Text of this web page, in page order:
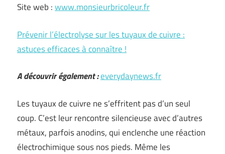
Site web :www.monsieurbricoleur.fr
Prévenir l’électrolyse sur les tuyaux de cuivre :
astuces efficaces à connaître !
A découvrir également :everydaynews.fr
Les tuyaux de cuivre ne s’effritent pas d’un seul
coup. C’est leur rencontre silencieuse avec d’autres
métaux, parfois anodins, qui enclenche une réaction
électrochimique sous nos pieds. Même les